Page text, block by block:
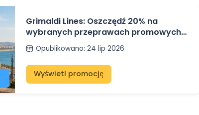
Grimaldi Lines: Oszczędź 20% na
wybranych przeprawach promowych
na Sardynię, Sycylię i do Hiszpanii
Opublikowano:24 lip 2026
Wyświetl promocję